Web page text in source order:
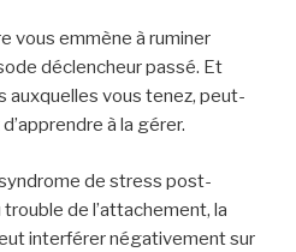
vous emmène à ruminer
déclencheur passé. Et
auxquelles vous tenez, peut-
à la gérer.
de stress post-
de l’attachement, la
interférer négativement sur